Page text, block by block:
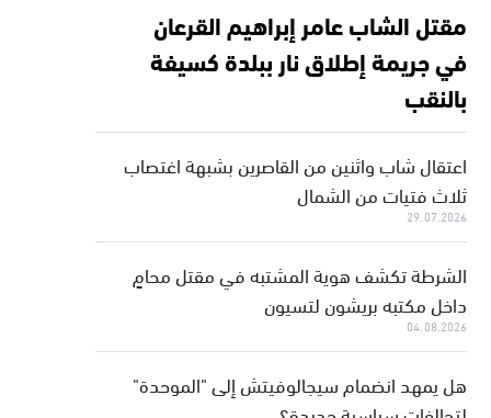
مقتل الشاب عامر إبراهيم القرعان
في جريمة إطلاق نار ببلدة كسيفة
بالنقب
اعتقال شاب واثنين من القاصرين بشبهة اغتصاب
ثلاث فتيات من الشمال
29.07.2026
الشرطة تكشف هوية المشتبه في مقتل محامٍ
داخل مكتبه بريشون لتسيون
04.08.2026
هل يمهد انضمام سيجالوفيتش إلى "الموحدة"